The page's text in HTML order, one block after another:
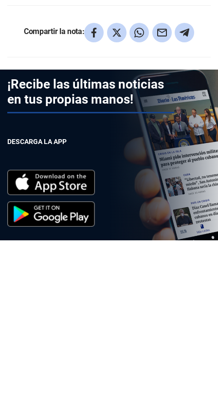
Compartir la nota:
¡Recibe las últimas noticias
en tus propias manos!
DESCARGA LA APP